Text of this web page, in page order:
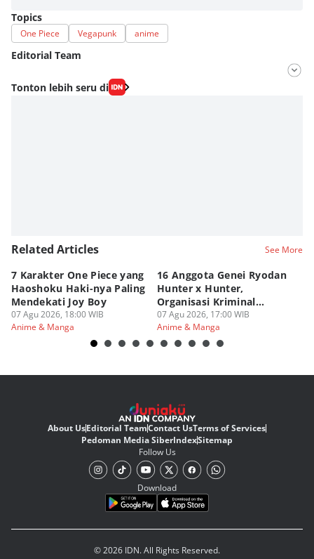
Topics
One Piece Vegapunk anime
Editorial Team
Editor
Fahreza Murnanda
Tonton lebih seru di
Related Articles See More
7 Karakter One Piece yang
Haoshoku Haki-nya Paling
Mendekati Joy Boy
07 Agu 2026, 18:00 WIB
Anime & Manga
16 Anggota Genei Ryodan
Hunter x Hunter,
Organisasi Kriminal
Berbahaya
07 Agu 2026, 17:00 WIB
Anime & Manga
About UsEditorial TeamContact UsTerms of Services
Pedoman Media SiberIndexSitemap
Follow Us
Download
© 2026 IDN. All Rights Reserved.